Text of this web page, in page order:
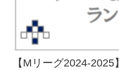
【Mリーグ2024-